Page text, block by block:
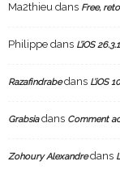
Ma2thieu dans Free,
Philippe dans L’iOS
Razafindrabedans L’iOS
Grabsiadans Comment
Zohoury Alexandredans